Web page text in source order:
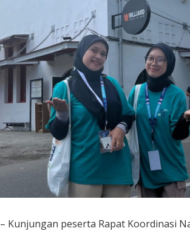
– Kunjungan peserta Rapat Koordinasi